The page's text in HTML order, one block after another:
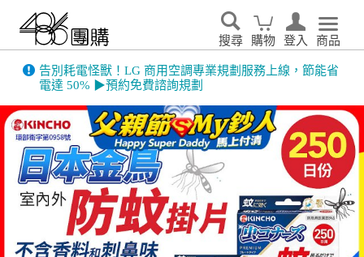
搜尋 購物 登入 商品
告別耗電怪獸！LG 商用空調專業規劃服務上線，節能省
電達 50% ▶預約免費諮詢規劃